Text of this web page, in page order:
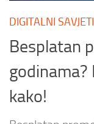
DIGITALNI SAVJETI
Besplatan
godinama?
kako!